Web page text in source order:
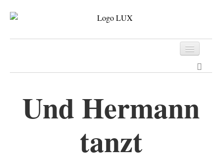
Archiv
Und Hermann
tanzt